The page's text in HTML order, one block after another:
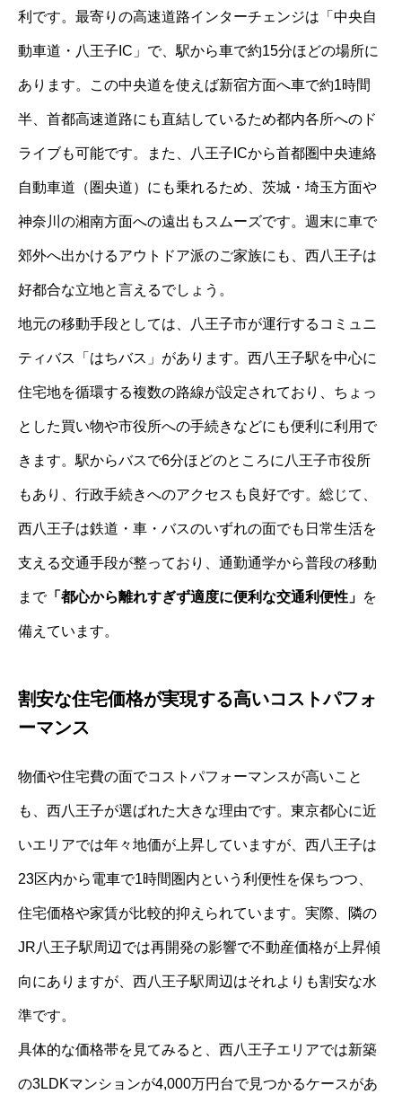
利です。最寄りの高速道路インターチェンジは「中央自
動車道・八王子IC」で、駅から車で約15分ほどの場所に
あります。この中央道を使えば新宿方面へ車で約1時間
半、首都高速道路にも直結しているため都内各所へのド
ライブも可能です。また、八王子ICから首都圏中央連絡
自動車道（圏央道）にも乗れるため、茨城・埼玉方面や
神奈川の湘南方面への遠出もスムーズです。週末に車で
郊外へ出かけるアウトドア派のご家族にも、西八王子は
好都合な立地と言えるでしょう。
地元の移動手段としては、八王子市が運行するコミュニ
ティバス「はちバス」があります。西八王子駅を中心に
住宅地を循環する複数の路線が設定されており、ちょっ
とした買い物や市役所への手続きなどにも便利に利用で
きます。駅からバスで6分ほどのところに八王子市役所
もあり、行政手続きへのアクセスも良好です。総じて、
西八王子は鉄道・車・バスのいずれの面でも日常生活を
支える交通手段が整っており、通勤通学から普段の移動
まで「都心から離れすぎず適度に便利な交通利便性」 を
備えています。
割安な住宅価格が実現する高いコストパフォ
ーマンス
物価や住宅費の面でコストパフォーマンスが高いこと
も、西八王子が選ばれた大きな理由です。東京都心に近
いエリアでは年々地価が上昇していますが、西八王子は
23区内から電車で1時間圏内という利便性を保ちつつ、
住宅価格や家賃が比較的抑えられています。実際、隣の
JR八王子駅周辺では再開発の影響で不動産価格が上昇傾
向にありますが、西八王子駅周辺はそれよりも割安な水
準です。
具体的な価格帯を見てみると、西八王子エリアでは新築
の3LDKマンションが4,000万円台で見つかるケースがあ